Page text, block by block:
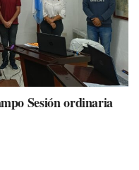
Sesión ordinaria